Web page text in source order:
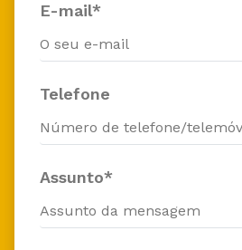
E-mail*
Telefone
Assunto*